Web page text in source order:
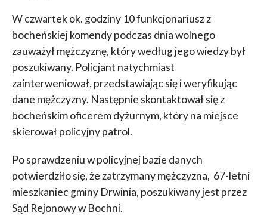
W czwartek ok. godziny 10 funkcjonariusz z
bocheńskiej komendy podczas dnia wolnego
zauważył mężczyznę, który według jego wiedzy był
poszukiwany. Policjant natychmiast
zainterweniował, przedstawiając się i weryfikując
dane mężczyzny. Następnie skontaktował się z
bocheńskim oficerem dyżurnym, który na miejsce
skierował policyjny patrol.
Po sprawdzeniu w policyjnej bazie danych
potwierdziło się, że zatrzymany mężczyzna, 67-letni
mieszkaniec gminy Drwinia, poszukiwany jest przez
Sąd Rejonowy w Bochni.